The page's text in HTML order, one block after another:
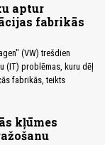
aptur
fabrikās
(VW) trešdien
(IT) problēmas, kuru dēļ
fabrikās, teikts
kļūmes